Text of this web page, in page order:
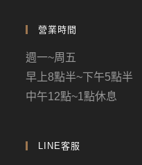
營業時間
週一~周五
早上8點半~下午5點半
中午12點~1點休息
LINE客服